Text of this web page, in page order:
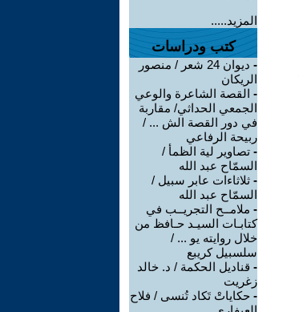
المزيد.....
كتب ودراسات
-
ديوان 24 شعر / منصور
الريكان
- القصة الشاعرة والوعي
الجمعي الحداثي/ مقاربة
في دور القصة الش ... /
ربيحة الرفاعي
- تصاوير لية الظمأ /
السمّاح عبد الله
- ثلاثاءات عابر سبيل /
السمّاح عبد الله
- ملامــح التجريــب في
كتابـات السيـد حـافظ من
خلال روايته يو ... /
سلسبيل كريبع
- قناديل الحكمة / د. خالد
زغريت
- حكاياتْ تَكاد تُنسى / فلاح